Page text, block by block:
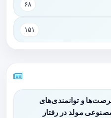
۶۸
۱۵۱
و توانمندی‌های
مولد در رفتار